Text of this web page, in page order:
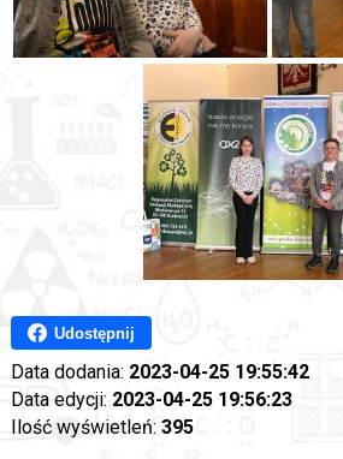
Udostępnij
Data dodania: 2023-04-25 19:55:42
Data edycji: 2023-04-25 19:56:23
Ilość wyświetleń: 395